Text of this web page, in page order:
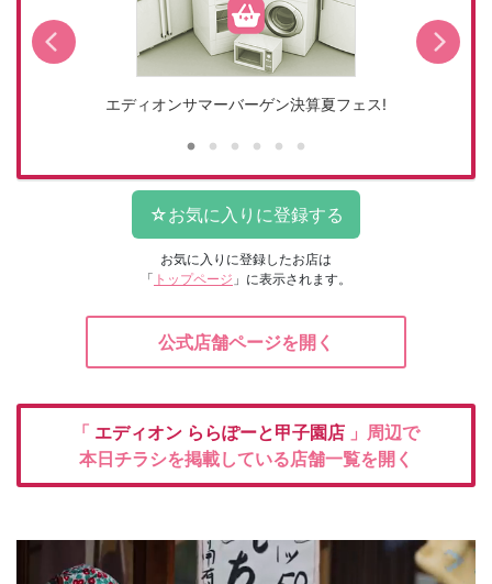
エディオンサマーバーゲン決算夏フェス!
お気に入りに登録したお店は
「 トップページ 」に表示されます。
公式店舗ページを開く
「 エディオン ららぽーと甲子園店 」周辺で
本日チラシを掲載している店舗一覧を開く